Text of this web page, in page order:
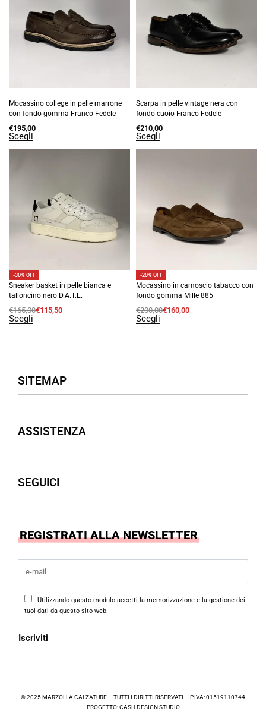
Mocassino college in pelle marrone
con fondo gomma Franco Fedele
€195,00
Scegli
Scarpa in pelle vintage nera con
fondo cuoio Franco Fedele
€210,00
Scegli
-30% OFF
Sneaker basket in pelle bianca e
talloncino nero D.A.T.E.
€165,00€115,50
Scegli
-20% OFF
Mocassino in camoscio tabacco con
fondo gomma Mille 885
€200,00€160,00
Scegli
SITEMAP
Donna
Borse
ASSISTENZA
Termini & Condizioni
SEGUICI
Instagram
REGISTRATI ALLA NEWSLETTER
Utilizzando questo modulo accetti la memorizzazione e la gestione dei
tuoi dati da questo sito web.
© 2025 MARZOLLA CALZATURE – TUTTI I DIRITTI RISERVATI – P.IVA: 01519110744
PROGETTO:CASH DESIGN STUDIO